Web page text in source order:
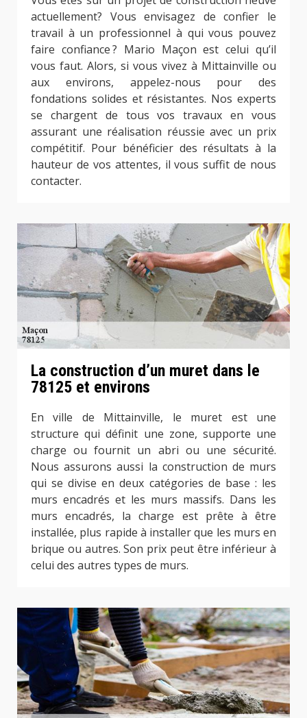
actuellement? Vous envisagez de confier le
travail à un professionnel à qui vous pouvez
faire confiance ? Mario Maçon est celui qu’il
vous faut. Alors, si vous vivez à Mittainville ou
aux environs, appelez-nous pour des
fondations solides et résistantes. Nos experts
se chargent de tous vos travaux en vous
assurant une réalisation réussie avec un prix
compétitif. Pour bénéficier des résultats à la
hauteur de vos attentes, il vous suffit de nous
contacter.
La construction d’un muret dans le
78125 et environs
En ville de Mittainville, le muret est une
structure qui définit une zone, supporte une
charge ou fournit un abri ou une sécurité.
Nous assurons aussi la construction de murs
qui se divise en deux catégories de base : les
murs encadrés et les murs massifs. Dans les
murs encadrés, la charge est prête à être
installée, plus rapide à installer que les murs en
brique ou autres. Son prix peut être inférieur à
celui des autres types de murs.